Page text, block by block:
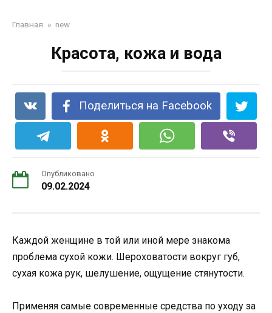
Главная » new
Красота, кожа и вода
Поделиться на Facebook
Опубликовано
09.02.2024
Каждой женщине в той или иной мере знакома
проблема сухой кожи. Шероховатости вокруг губ,
сухая кожа рук, шелушение, ощущение стянутости.
Применяя самые современные средства по уходу за